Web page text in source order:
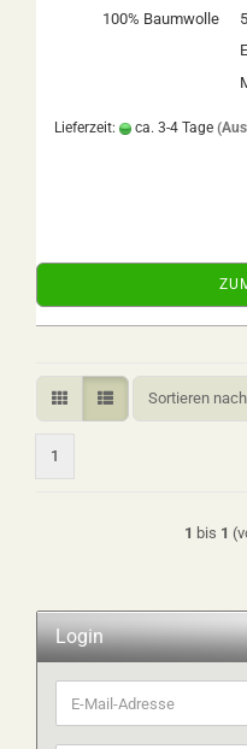
100% Baumwolle
Lieferzeit: ca. 3-4 Tage
Sortieren nach
Sortieren nach
1
1 bis 1
Login
E-
Mail-
Adresse